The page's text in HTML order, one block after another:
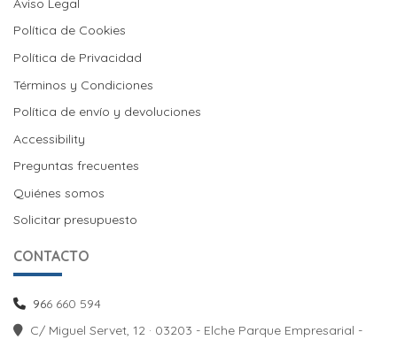
Aviso Legal
Política de Cookies
Política de Cookies
Política de Privacidad
Términos y Condiciones
Política de envío y devoluciones
Política de envío y devoluciones
Accessibility
Preguntas frecuentes
Quiénes somos
Solicitar presupuesto
CONTACTO
966 660 594
C/ Miguel Servet, 12 · 03203 - Elche Parque Empresarial -